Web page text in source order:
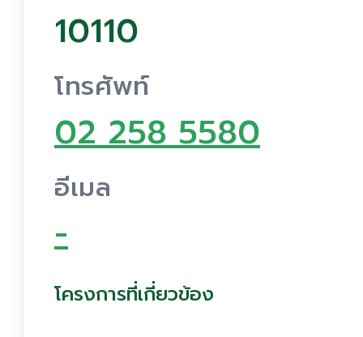
10110
โทรศัพท์
02 258 5580
อีเมล
-
โครงการที่เกี่ยวข้อง